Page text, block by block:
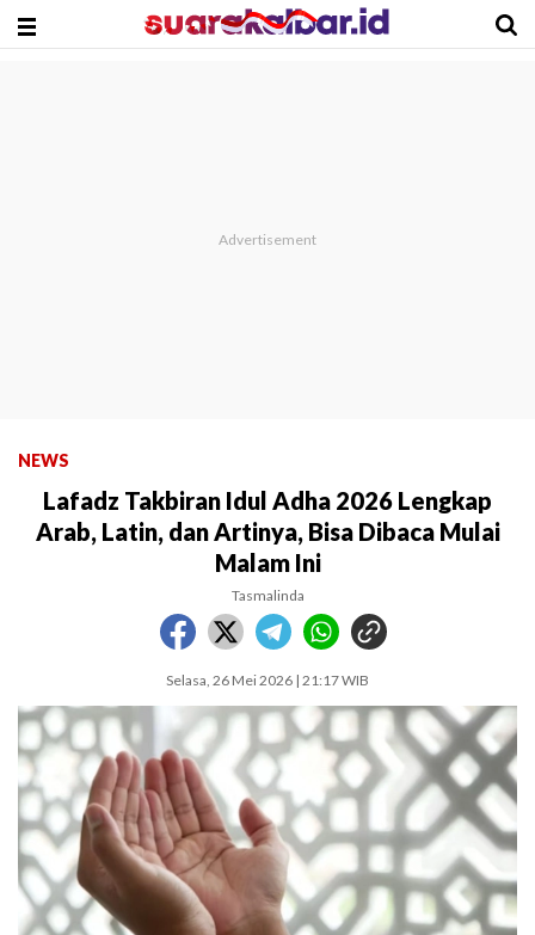
NEWS
Lafadz Takbiran Idul Adha 2026 Lengkap
Arab, Latin, dan Artinya, Bisa Dibaca Mulai
Malam Ini
Tasmalinda
Selasa, 26 Mei 2026 | 21:17 WIB